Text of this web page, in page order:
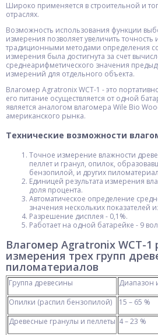
Широко применяется в строительной и
отраслях.
Возможность использования функции
измерения позволяет увеличить
традиционными методами определения
измерения была достигнута за счет
среднеарифметического значения
измерений для отдельного объекта.
Влагомер Agratronix WCT-1 - это
его питание осуществляется от одной
является аналогом влагомера Wile Bio
американского рынка.
Технические возможности
Точное измерение влажности
пеллет и гранул, опилок,
бензопилой, и других
Единицей результата измерения
доля процента.
Автоматическое определение
значения нескольких показателей
Разрешение дисплея - 0,1%.
Работает на одной батарейке - 9
Влагомер Agratronix WCT-1
измерения трех групп
пиломатериалов
Группа древесины
Диапазон
Опилки (распил бензопилой)
15 – 65 %
Древесные гранулы и пеллеты 4 – 23 %